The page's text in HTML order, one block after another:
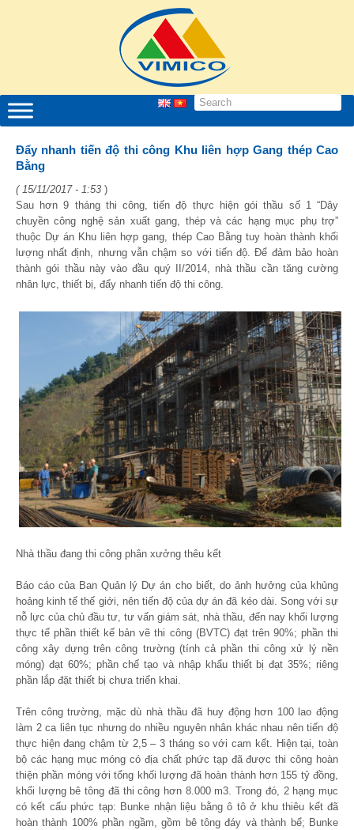
Đẩy nhanh tiến độ thi công Khu liên hợp Gang thép Cao
Bằng
( 15/11/2017 - 1:53 )
Sau hơn 9 tháng thi công, tiến độ thực hiện gói thầu số 1 “Dây
chuyền công nghệ sản xuất gang, thép và các hạng mục phụ trợ”
thuộc Dự án Khu liên hợp gang, thép Cao Bằng tuy hoàn thành khối
lượng nhất định, nhưng vẫn chậm so với tiến độ. Để đảm bảo hoàn
thành gói thầu này vào đầu quý II/2014, nhà thầu cần tăng cường
nhân lực, thiết bị, đẩy nhanh tiến độ thi công.
Nhà thầu đang thi công phân xưởng thêu kết
Báo cáo của Ban Quản lý Dự án cho biết, do ảnh hưởng của khủng
hoảng kinh tế thế giới, nên tiến độ của dự án đã kéo dài. Song với sự
nỗ lực của chủ đầu tư, tư vấn giám sát, nhà thầu, đến nay khối lượng
thực tế phần thiết kế bản vẽ thi công (BVTC) đạt trên 90%; phần thi
công xây dựng trên công trường (tính cả phần thi công xử lý nền
móng) đạt 60%; phần chế tạo và nhập khẩu thiết bị đạt 35%; riêng
phần lắp đặt thiết bị chưa triển khai.
Trên công trường, mặc dù nhà thầu đã huy động hơn 100 lao động
làm 2 ca liên tục nhưng do nhiều nguyên nhân khác nhau nên tiến độ
thực hiện đang chậm từ 2,5 – 3 tháng so với cam kết. Hiện tại, toàn
bộ các hạng mục móng có địa chất phức tạp đã được thi công hoàn
thiện phần móng với tổng khối lượng đã hoàn thành hơn 155 tỷ đồng,
khối lượng bê tông đã thi công hơn 8.000 m3. Trong đó, 2 hạng mục
có kết cấu phức tạp: Bunke nhận liệu bằng ô tô ở khu thiêu kết đã
hoàn thành 100% phần ngầm, gồm bê tông đáy và thành bể; Bunke